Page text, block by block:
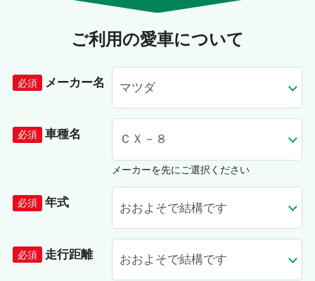
ご利用の愛車について
メーカー名
車種名
メーカーを先にご選択ください
年式
走行距離